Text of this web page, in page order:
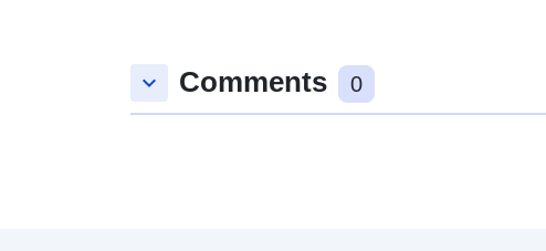
keyboard_arrow_down Comments 0